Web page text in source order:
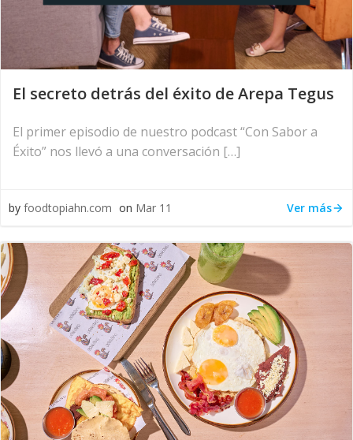
El secreto detrás del éxito de Arepa Tegus
El primer episodio de nuestro podcast “Con Sabor a
Éxito” nos llevó a una conversación […]
by foodtopiahn.com on Mar 11 Ver más